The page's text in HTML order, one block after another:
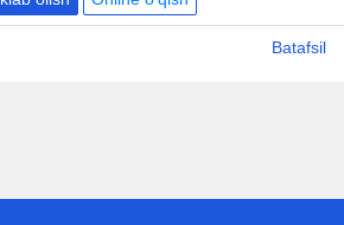
Batafsil